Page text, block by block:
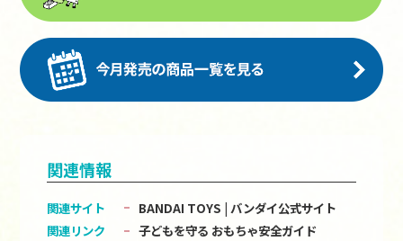
関連情報
関連サイト
BANDAI TOYS | バンダイ公式サイト
関連リンク
子どもを守る おもちゃ安全ガイド